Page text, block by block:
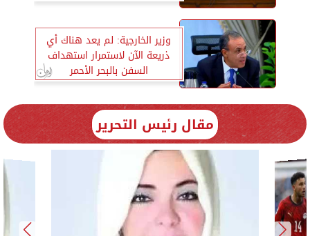
وزير الخارجية: لم يعد هناك أي
ذريعة الآن لاستمرار استهداف
السفن بالبحر الأحمر
مقال رئيس التحرير